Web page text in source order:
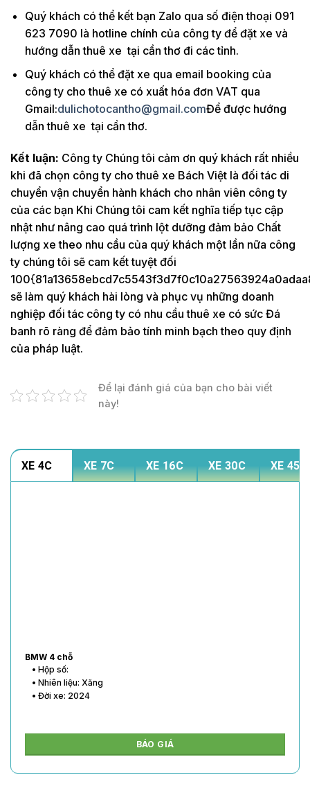
Quý khách có thể kết bạn Zalo qua số điện thoại 091
623 7090 là hotline chính của công ty để đặt xe và
hướng dẫn thuê xe tại cần thơ đi các tỉnh.
Quý khách có thể đặt xe qua email booking của
công ty cho thuê xe có xuất hóa đơn VAT qua
Gmail:dulichotocantho@gmail.comĐể được hướng
dẫn thuê xe tại cần thơ.
Kết luận: Công ty Chúng tôi cảm ơn quý khách rất nhiều
khi đã chọn công ty cho thuê xe Bách Việt là đối tác di
chuyển vận chuyển hành khách cho nhân viên công ty
của các bạn Khi Chúng tôi cam kết nghĩa tiếp tục cập
nhật như nâng cao quá trình lột dưỡng đảm bảo Chất
lượng xe theo nhu cầu của quý khách một lần nữa công
ty chúng tôi sẽ cam kết tuyệt đối
sẽ làm quý khách hài lòng và phục vụ những doanh
nghiệp đối tác công ty có nhu cầu thuê xe có sức Đá
banh rõ ràng để đảm bảo tính minh bạch theo quy định
của pháp luật.
Để lại đánh giá của bạn cho bài viết
này!
XE 4C XE 7C XE 16C XE 30C XE 45C
BMW 4 chỗ
• Hộp số:
• Nhiên liệu: Xăng
• Đời xe: 2024
BÁO GIÁ